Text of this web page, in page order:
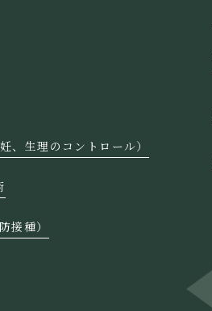
、生理のコントロール）
接種）